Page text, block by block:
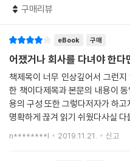
또 자신이 선택한 것을 어떻게 지
된다. 지금 당신이 할 수 있는 일
하여 숙달되게 한 후 습관이 되게
도 아라미스처럼 되지 말라는 법이
---본문 중에서
가장 큰 원인을 바로 이 ‘통제 불가
런던대학교 마이클 마못(Michael
급여를 받는 근로자일수록 건강 상
형에 따른 비만이나 운동 부족이
가 많을수록 누군가를 통제할 수
위계의 사다리 아래쪽에 있는 사
을 다녀도 상대적으로 건강 상태가
제 가능성이 몸과 마음을 좌우한다
구매리뷰
eBook 구매
어쟀거나 회사를 다녀야 한다
책제목이 너무 인상깊어서 그런
한 책이다제목과 본문의 내용이
용의 구성 또한 그렇다저자가 하
명확하게 끊겨 읽기 쉬웠다사실
식과 실제 실험사례들을 연계해줘
n********l 2019.11.21. 신고